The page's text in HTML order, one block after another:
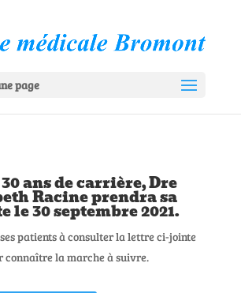
page
ans de carrière, Dre
Racine prendra sa
le 30 septembre 2021.
patients à consulter la lettre ci-jointe
connaître la marche à suivre.